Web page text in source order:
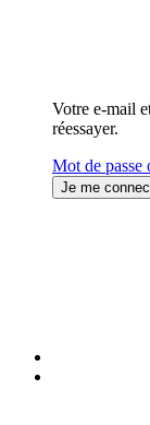
Votre e-mail
réessayer.
Mot de passe